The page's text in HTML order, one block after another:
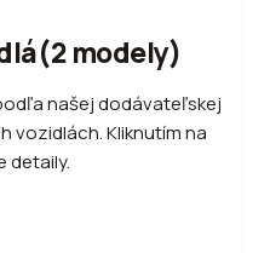
(2 modely)
našej dodávateľskej
vozidlách. Kliknutím na
detaily.